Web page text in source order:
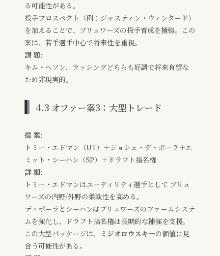
る可能性がある。
投手プロスペクト（例：ジャスティン・ウィンタード）
を加えることで、ブリュワーズの投手育成を補強。この
案は、若手選手中心で将来性を重視。
課 題:
キム・ヘソン、ラッシングどちらも好調で将来有望な
ため非現実的。
4.3 オファー案3：大型トレード
提 案:
トミー・エドマン（UT）＋ジョシュ・デ・ポーラ＋エ
ミット・シーハン（SP）＋ドラフト指名権
詳 細:
トミー・エドマンはユーティリティ選手として ブリュ
ワーズの内野/外野の柔軟性を高める。
デ・ポーラとシーハンはブリュワーズのファームシステ
ムを強化し、ドラフト指名権は長期的な補強を支援。
この大型パッケージは、
ミジオロウスキーの価値に見
合う可能性がある。